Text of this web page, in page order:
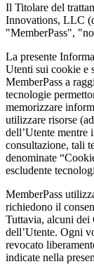
Il Titolare del
Innovations, LLC
"MemberPass",
La presente
Utenti sui cookie e
MemberPass a
tecnologie
memorizzare
utilizzare risorse
dell’Utente mentre
consultazione, tali
denominate
escludente
MemberPass
richiedono il
Tuttavia, alcuni dei
dell’Utente. Ogni
revocato
indicate nella